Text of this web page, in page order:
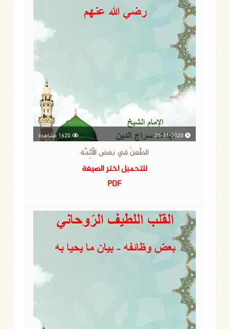
الطَّعنُ في بعض الأَئِمَّة
للتحميل اختر الصيغة
PDF